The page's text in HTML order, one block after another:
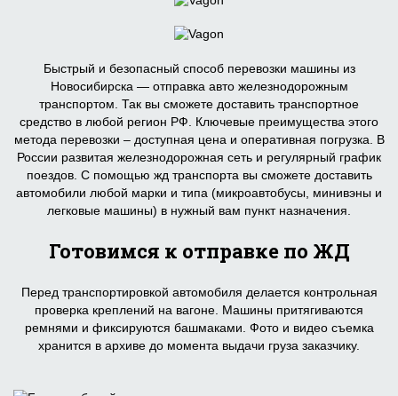
Быстрый и безопасный способ перевозки машины из
Новосибирска — отправка авто железнодорожным
транспортом. Так вы сможете доставить транспортное
средство в любой регион РФ. Ключевые преимущества этого
метода перевозки – доступная цена и оперативная погрузка. В
России развитая железнодорожная сеть и регулярный график
поездов. С помощью жд транспорта вы сможете доставить
автомобили любой марки и типа (микроавтобусы, минивэны и
легковые машины) в нужный вам пункт назначения.
Готовимся к отправке по ЖД
Перед транспортировкой автомобиля делается контрольная
проверка креплений на вагоне. Машины притягиваются
ремнями и фиксируются башмаками. Фото и видео съемка
хранится в архиве до момента выдачи груза заказчику.